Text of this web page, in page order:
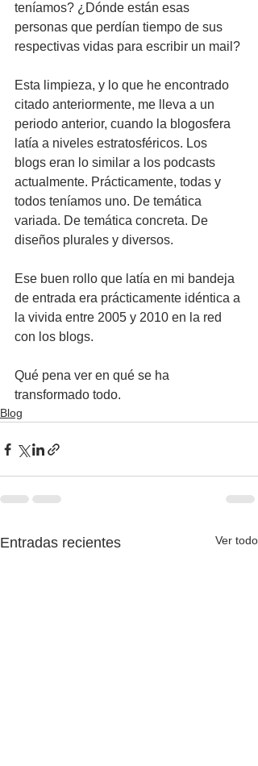
teníamos? ¿Dónde están esas
personas que perdían tiempo de sus
respectivas vidas para escribir un mail?
Esta limpieza, y lo que he encontrado
citado anteriormente, me lleva a un
periodo anterior, cuando la blogosfera
latía a niveles estratosféricos. Los
blogs eran lo similar a los podcasts
actualmente. Prácticamente, todas y
todos teníamos uno. De temática
variada. De temática concreta. De
diseños plurales y diversos.
Ese buen rollo que latía en mi bandeja
de entrada era prácticamente idéntica a
la vivida entre 2005 y 2010 en la red
con los blogs.
Qué pena ver en qué se ha
transformado todo.
Blog
Entradas recientes Ver todo